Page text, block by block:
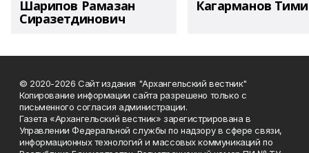
Шарипов Рамазан
Сиразетдинович
Кагарманов
© 2020-2026 Сайт издания "Архангельский вестник"
Копирование информации сайта разрешено только с
письменного согласия администрации.
Газета «Архангельский вестник» зарегистрирована в
Управлении Федеральной службы по надзору в сфере связи,
информационных технологий и массовых коммуникаций по